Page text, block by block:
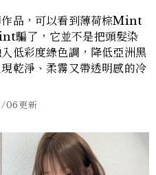
作品，可以看到薄荷棕Mint
騙了，它並不是把頭髮染
低彩度綠色調，降低亞洲黑
乾淨、柔霧又帶透明感的冷
06更新